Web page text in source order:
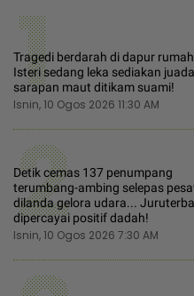
1
Tragedi berdarah di dapur
Isteri sedang leka sediakan
sarapan maut ditikam suami!
Isnin, 10 Ogos 2026 11:30 AM
2
Detik cemas 137 penumpang
terumbang-ambing selepas
dilanda gelora udara...
dipercayai positif dadah!
Isnin, 10 Ogos 2026 7:30 AM